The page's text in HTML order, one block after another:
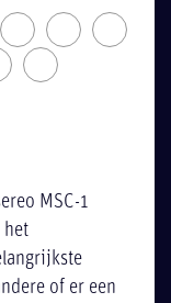
MSC-1
het
of er een